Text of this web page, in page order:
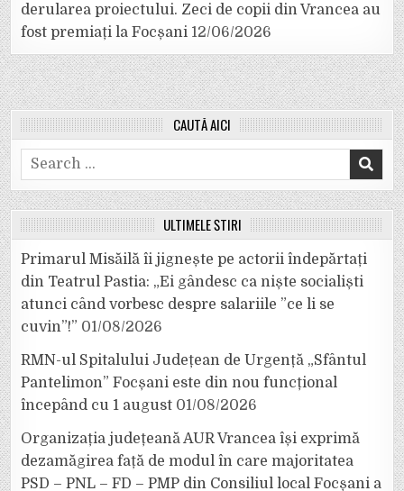
derularea proiectului. Zeci de copii din Vrancea au
fost premiați la Focșani 12/06/2026
CAUTĂ AICI
Search
for:
ULTIMELE ȘTIRI
Primarul Misăilă îi jignește pe actorii îndepărtați
din Teatrul Pastia: „Ei gândesc ca niște socialiști
atunci când vorbesc despre salariile ”ce li se
cuvin”!” 01/08/2026
RMN-ul Spitalului Județean de Urgență „Sfântul
Pantelimon” Focșani este din nou funcțional
începând cu 1 august 01/08/2026
Organizația județeană AUR Vrancea își exprimă
dezamăgirea față de modul în care majoritatea
PSD – PNL – FD – PMP din Consiliul local Focșani a